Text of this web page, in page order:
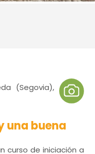
(Segovia),
una buena
curso de iniciación a